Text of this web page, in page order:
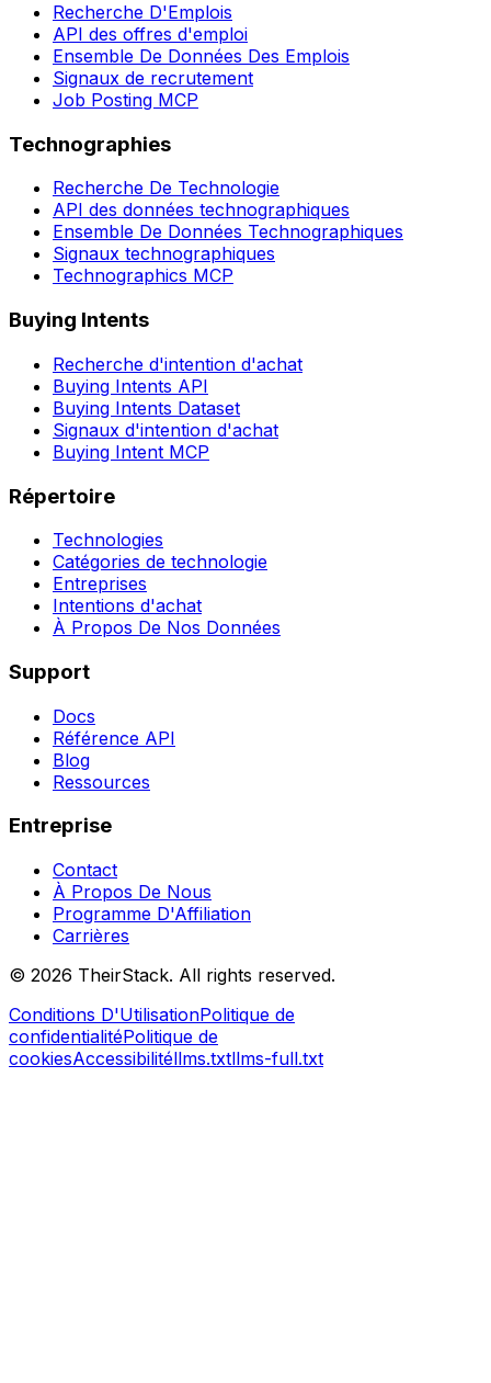
Recherche D'Emplois
API des offres d'emploi
Ensemble De Données Des Emplois
Signaux de recrutement
Job Posting MCP
Technographies
Recherche De Technologie
API des données technographiques
Ensemble De Données Technographiques
Signaux technographiques
Technographics MCP
Buying Intents
Recherche d'intention d'achat
Buying Intents API
Buying Intents Dataset
Signaux d'intention d'achat
Buying Intent MCP
Répertoire
Technologies
Catégories de technologie
Entreprises
Intentions d'achat
À Propos De Nos Données
Support
Docs
Référence API
Blog
Ressources
Entreprise
Contact
À Propos De Nous
Programme D'Affiliation
Carrières
© 2026 TheirStack. All rights reserved.
Conditions D'UtilisationPolitique de
confidentialitéPolitique de
cookiesAccessibilitéllms.txtllms-full.txt